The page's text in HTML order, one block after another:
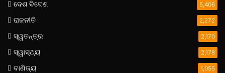
ଦେଶ ବିଦେଶ 5,406
ରାଜନୀତି 2,272
ସ୍ୱତନ୍ତ୍ର 2,170
ସ୍ୱାସ୍ଥ୍ୟ 2,178
ବାଣିଜ୍ୟ 1,055